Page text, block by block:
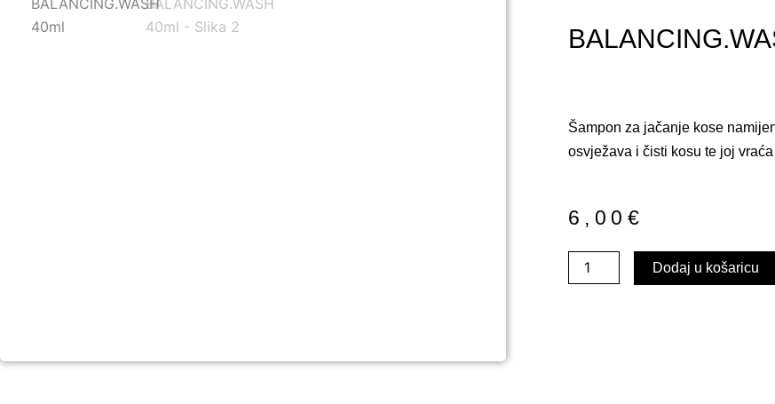
Šampon za jačanje kose
osvježava i čisti kosu te joj
6,00 €
BALANCING.WASH
40ml
Dodaj u košaricu